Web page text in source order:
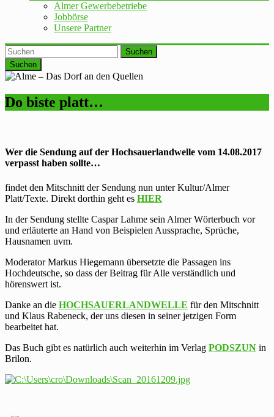
Almer Gewerbebetriebe
Jobbörse
Unsere Partner
Suchen
Do biste platt…
Wer die Sendung auf der Hochsauerlandwelle vom 14.08.2017
verpasst haben sollte…
findet den Mitschnitt der Sendung nun unter Kultur/Almer
Platt/Texte. Direkt dorthin geht es HIER
In der Sendung stellte Caspar Lahme sein Almer Wörterbuch vor
und erläuterte an Hand von Beispielen Aussprache, Sprüche,
Hausnamen uvm.
Moderator Markus Hiegemann übersetzte die Passagen ins
Hochdeutsche, so dass der Beitrag für Alle verständlich und
hörenswert ist.
Danke an die HOCHSAUERLANDWELLE für den Mitschnitt
und Klaus Rabeneck, der uns diesen in seiner jetzigen Form
bearbeitet hat.
Das Buch gibt es natürlich auch weiterhin im Verlag PODSZUN in
Brilon.